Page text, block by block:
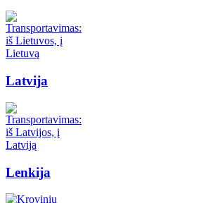
Latvija
Lenkija